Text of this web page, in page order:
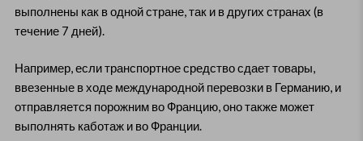
выполнены как в одной стране, так и в других странах (в
течение 7 дней).
Например, если транспортное средство сдает товары,
ввезенные в ходе международной перевозки в Германию, и
отправляется порожним во Францию, оно также может
выполнять каботаж и во Франции.